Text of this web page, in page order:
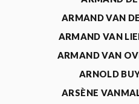
ARMAND VAN
ARMAND VAN
ARMAND VAN
ARNOLD
ARSÈNE